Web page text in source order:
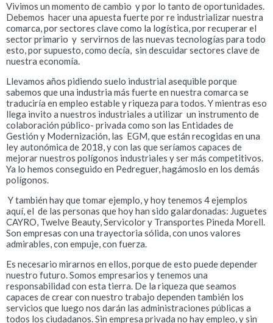
Vivimos un momento de cambio y por lo tanto de oportunidades.
Debemos hacer una apuesta fuerte por re industrializar nuestra
comarca, por sectores clave como la logística, por recuperar el
sector primario y servirnos de las nuevas tecnologías para todo
esto, por supuesto, como decía, sin descuidar sectores clave de
nuestra economía.
Llevamos años pidiendo suelo industrial asequible porque
sabemos que una industria más fuerte en nuestra comarca se
traduciría en empleo estable y riqueza para todos. Y mientras eso
llega invito a nuestros industriales a utilizar un instrumento de
colaboración público- privada como son las Entidades de
Gestión y Modernización, las EGM, que están recogidas en una
ley autonómica de 2018, y con las que seríamos capaces de
mejorar nuestros polígonos industriales y ser más competitivos.
Ya lo hemos conseguido en Pedreguer, hagámoslo en los demás
polígonos.
Y también hay que tomar ejemplo, y hoy tenemos 4 ejemplos
aquí, el de las personas que hoy han sido galardonadas: Juguetes
CAYRO, Twelve Beauty, Servicolor y Transportes Pineda Morell.
Son empresas con una trayectoria sólida, con unos valores
admirables, con empuje, con fuerza.
Es necesario mirarnos en ellos, porque de esto puede depender
nuestro futuro. Somos empresarios y tenemos una
responsabilidad con esta tierra. De la riqueza que seamos
capaces de crear con nuestro trabajo dependen también los
servicios que luego nos darán las administraciones públicas a
todos los ciudadanos. Sin empresa privada no hay empleo, y sin